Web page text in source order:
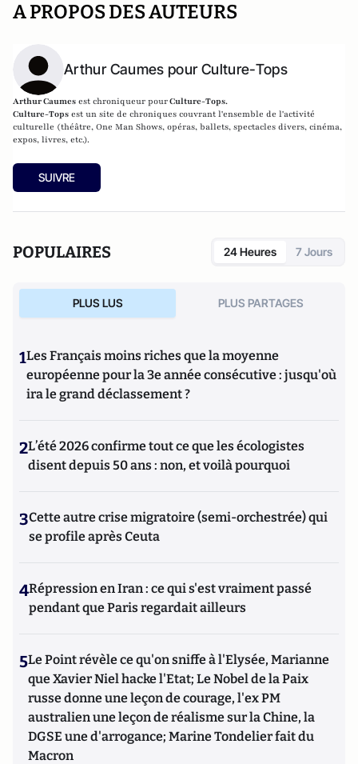
A PROPOS DES AUTEURS
Arthur Caumes pour Culture-Tops
Arthur Caumes est chroniqueur pourCulture-Tops.
Culture-Tops est un site de chroniques couvrant l'ensemble de l'activité
culturelle (théâtre, One Man Shows, opéras, ballets, spectacles divers, cinéma,
expos, livres, etc.).
SUIVRE
POPULAIRES 24 Heures 7 Jours
PLUS LUS PLUS PARTAGES
1Les Français moins riches que la moyenne
européenne pour la 3e année consécutive : jusqu'où
ira le grand déclassement ?
2L’été 2026 confirme tout ce que les écologistes
disent depuis 50 ans : non, et voilà pourquoi
3Cette autre crise migratoire (semi-orchestrée) qui
se profile après Ceuta
4Répression en Iran : ce qui s'est vraiment passé
pendant que Paris regardait ailleurs
5Le Point révèle ce qu'on sniffe à l'Elysée, Marianne
que Xavier Niel hacke l'Etat; Le Nobel de la Paix
russe donne une leçon de courage, l'ex PM
australien une leçon de réalisme sur la Chine, la
DGSE une d'arrogance; Marine Tondelier fait du
Macron